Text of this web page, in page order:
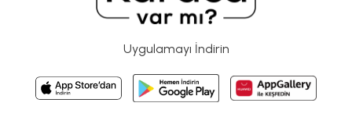
Uygulamayı İndirin